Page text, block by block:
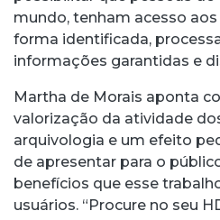
mundo, tenham acesso
forma identificada,
informações garantidas e
Martha de Morais aponta
valorização da atividade
arquivologia e um efeito
de apresentar para o
benefícios que esse
usuários. “Procure no seu